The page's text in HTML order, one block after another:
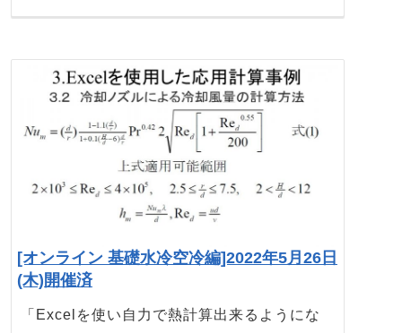
[オンライン 基礎水冷空冷編]2022年5月26日
(木)開催済
「Excelを使い自力で熱計算出来るようにな